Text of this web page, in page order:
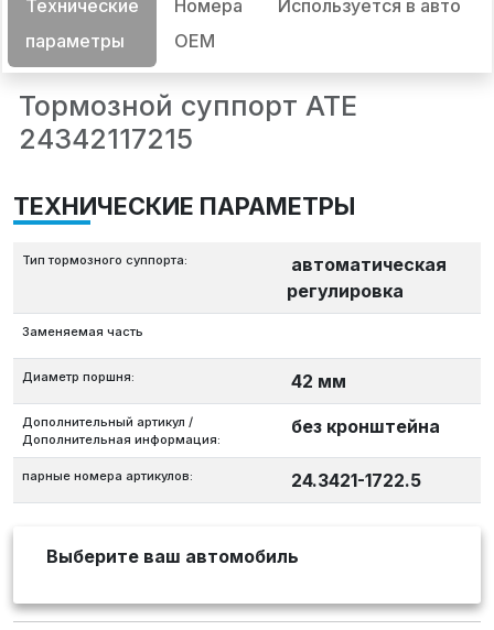
Технические
параметры
Номера
OEM
Используется в авто
Тормозной суппорт ATE
24342117215
ТЕХНИЧЕСКИЕ ПАРАМЕТРЫ
Тип тормозного суппорта:
автоматическая
регулировка
Заменяемая часть
Диаметр поршня: 42 мм
Дополнительный артикул /
Дополнительная информация:
без кронштейна
парные номера артикулов: 24.3421-1722.5
Выберите ваш автомобиль